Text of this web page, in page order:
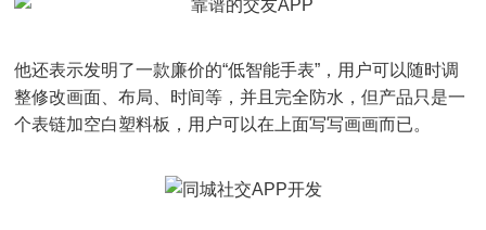
他还表示发明了一款廉价的“低智能手表”，用户可以随时调
整修改画面、布局、时间等，并且完全防水，但产品只是一
个表链加空白塑料板，用户可以在上面写写画画而已。